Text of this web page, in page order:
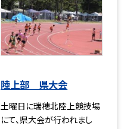
陸上部 県大会
土曜日に瑞穂北陸上競技場
にて、県大会が行われまし